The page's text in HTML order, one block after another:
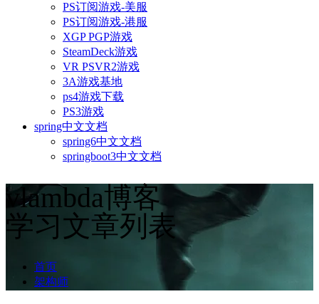
PS订阅游戏-美服
PS订阅游戏-港服
XGP PGP游戏
SteamDeck游戏
VR PSVR2游戏
3A游戏基地
ps4游戏下载
PS3游戏
spring中文文档
spring6中文文档
springboot3中文文档
vlambda博客
学习文章列表
首页
架构师